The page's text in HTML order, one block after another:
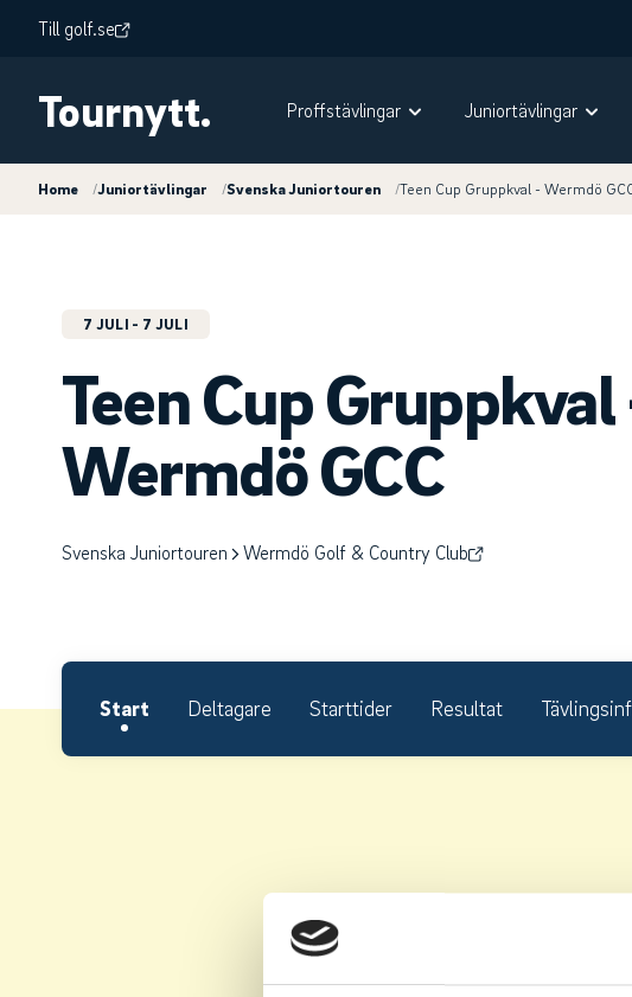
Till golf.se
Tournytt. Proffstävlingar Juniortävlingar
Home /Juniortävlingar /Svenska Juniortouren /Teen Cup Gruppkval - Wermdö
7 JULI - 7 JULI
Teen Cup Gruppkval
Wermdö GCC
Svenska Juniortouren Wermdö Golf & Country Club
Start Deltagare Starttider Resultat